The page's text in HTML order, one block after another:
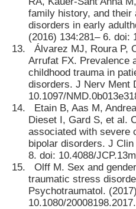
family history, and their
disorders in early
(2016) 134:281– 6. doi:
Álvarez MJ, Roura P,
Arrufat FX. Prevalence
childhood trauma in
disorders. J Nerv Ment
10.1097/
Etain B, Aas M,
Dieset I, Gard S, et al.
associated with severe
bipolar disorders. J
8. doi: 10.4088/
Olff M. Sex and
traumatic stress
Psychotraumatol.
10.1080/